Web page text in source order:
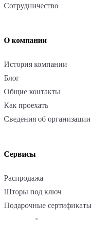
Сотрудничество
О компании
История компании
Блог
Общие контакты
Как проехать
Сведения об организации
Сервисы
Распродажа
Шторы под ключ
Подарочные сертификаты